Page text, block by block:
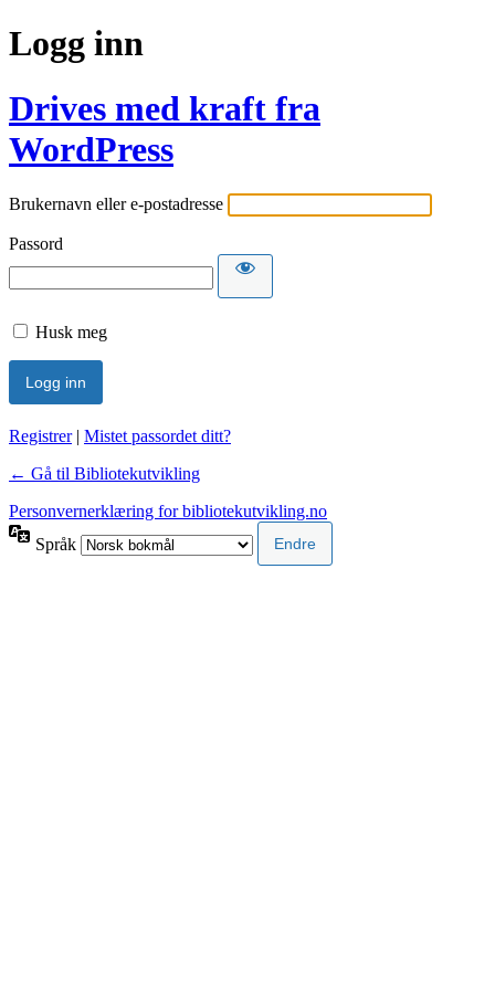
Logg inn
Drives med kraft fra
WordPress
Brukernavn eller e-postadresse
Passord
Husk meg
Registrer| Mistet passordet ditt?
← Gå til Bibliotekutvikling
Personvernerklæring for bibliotekutvikling.no
Språk